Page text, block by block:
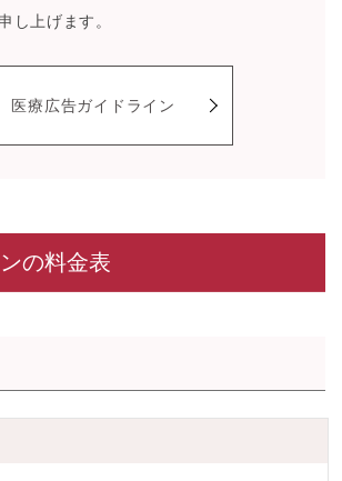
し上げます。
医療広告ガイドライン
の料金表